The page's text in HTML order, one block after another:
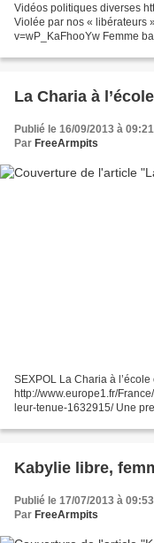
Vidéos politiques diverses
Violée par nos « libérateurs
v=wP_KaFhooYw Femme
https://www.youtube.com/
La Charia à l’école
Publié le 16/09/2013 à 09:21
Par FreeArmpits
SEXPOL La Charia à
http://www.europe1.fr/
leur-tenue-1632915/ Une
Kabylie libre,
Publié le 17/07/2013 à 09:53
Par FreeArmpits